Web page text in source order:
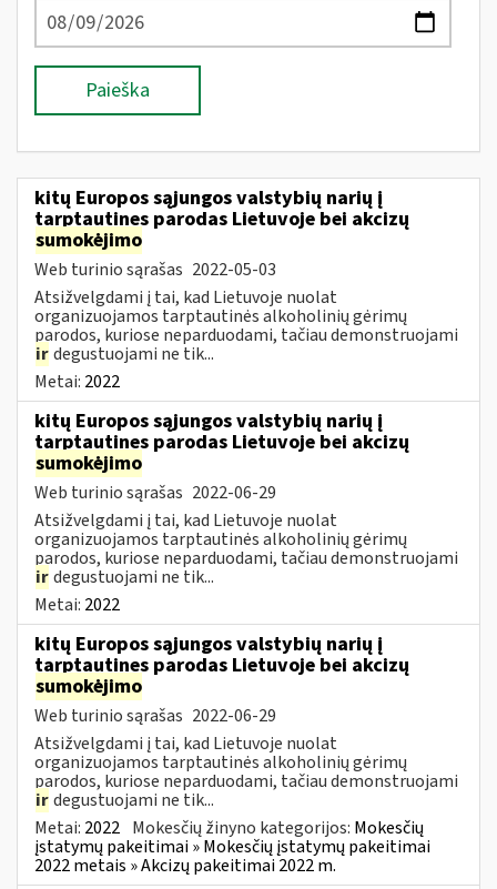
Paieška
kitų Europos sąjungos valstybių narių į
tarptautines parodas Lietuvoje bei akcizų
sumokėjimo
Web turinio sąrašas 2022-05-03
Atsižvelgdami į tai, kad Lietuvoje nuolat
organizuojamos tarptautinės alkoholinių gėrimų
parodos, kuriose neparduodami, tačiau demonstruojami
irdegustuojami ne tik...
Metai: 2022
kitų Europos sąjungos valstybių narių į
tarptautines parodas Lietuvoje bei akcizų
sumokėjimo
Web turinio sąrašas 2022-06-29
Atsižvelgdami į tai, kad Lietuvoje nuolat
organizuojamos tarptautinės alkoholinių gėrimų
parodos, kuriose neparduodami, tačiau demonstruojami
irdegustuojami ne tik...
Metai: 2022
kitų Europos sąjungos valstybių narių į
tarptautines parodas Lietuvoje bei akcizų
sumokėjimo
Web turinio sąrašas 2022-06-29
Atsižvelgdami į tai, kad Lietuvoje nuolat
organizuojamos tarptautinės alkoholinių gėrimų
parodos, kuriose neparduodami, tačiau demonstruojami
irdegustuojami ne tik...
Metai: 2022 Mokesčių žinyno kategorijos: Mokesčių
įstatymų pakeitimai » Mokesčių įstatymų pakeitimai
2022 metais » Akcizų pakeitimai 2022 m.